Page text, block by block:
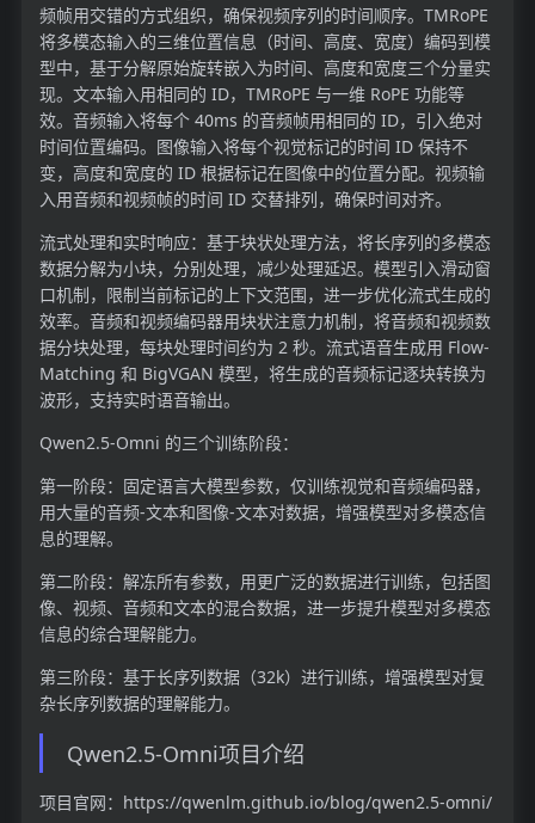
频帧用交错的方式组织，确保视频序列的时间顺序。TMRoPE
将多模态输入的三维位置信息（时间、高度、宽度）编码到模
型中，基于分解原始旋转嵌入为时间、高度和宽度三个分量实
现。文本输入用相同的 ID，TMRoPE 与一维 RoPE 功能等
效。音频输入将每个 40ms 的音频帧用相同的 ID，引入绝对
时间位置编码。图像输入将每个视觉标记的时间 ID 保持不
变，高度和宽度的 ID 根据标记在图像中的位置分配。视频输
入用音频和视频帧的时间 ID 交替排列，确保时间对齐。
流式处理和实时响应：基于块状处理方法，将长序列的多模态
数据分解为小块，分别处理，减少处理延迟。模型引入滑动窗
口机制，限制当前标记的上下文范围，进一步优化流式生成的
效率。音频和视频编码器用块状注意力机制，将音频和视频数
据分块处理，每块处理时间约为 2 秒。流式语音生成用 Flow-
Matching 和 BigVGAN 模型，将生成的音频标记逐块转换为
波形，支持实时语音输出。
Qwen2.5-Omni 的三个训练阶段：
第一阶段：固定语言大模型参数，仅训练视觉和音频编码器，
用大量的音频-文本和图像-文本对数据，增强模型对多模态信
息的理解。
第二阶段：解冻所有参数，用更广泛的数据进行训练，包括图
像、视频、音频和文本的混合数据，进一步提升模型对多模态
信息的综合理解能力。
第三阶段：基于长序列数据（32k）进行训练，增强模型对复
杂长序列数据的理解能力。
Qwen2.5-Omni项目介绍
项目官网：https://qwenlm.github.io/blog/qwen2.5-omni/